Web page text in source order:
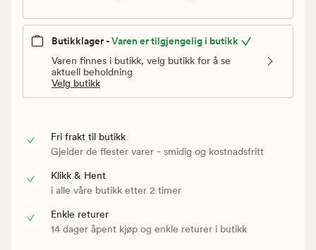
Butikklager -Varen er tilgjengelig i butikk
Varen finnes i butikk, velg butikk for å se
aktuell beholdning
Velg butikk
Fri frakt til butikk
Gjelder de flester varer - smidig og kostnadsfritt
Klikk & Hent
i alle våre butikk etter 2 timer
Enkle returer
14 dager åpent kjøp og enkle returer i butikk